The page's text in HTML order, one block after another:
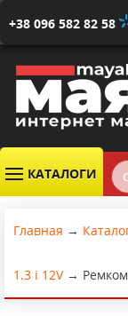
+38 096 582 82 58
КАТАЛОГИ
Главная →
1.3 i 12V →